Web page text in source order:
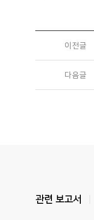
이전글
다음글
관련 보고서